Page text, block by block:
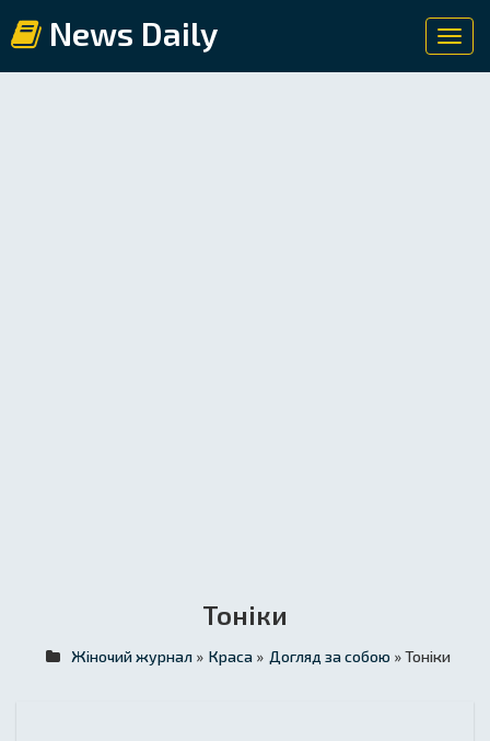
News Daily
Тоніки
Жіночий журнал » Краса » Догляд за собою » Тоніки